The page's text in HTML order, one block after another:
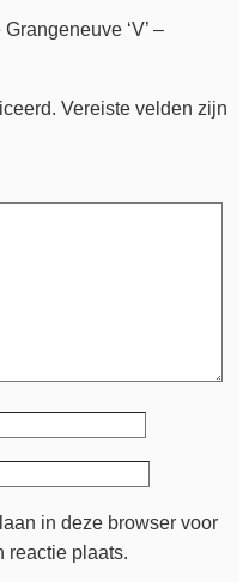
‘V’ –
Vereiste velden zijn
in deze browser voor
reactie plaats.